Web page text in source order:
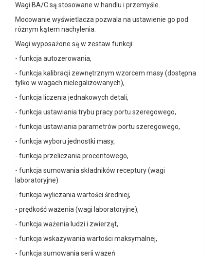
Wagi BA/C są stosowane w handlu i przemyśle.
Mocowanie wyświetlacza pozwala na ustawienie go pod
różnym kątem nachylenia.
Wagi wyposażone są w zestaw funkcji:
- funkcja autozerowania,
- funkcja kalibracji zewnętrznym wzorcem masy (dostępna
tylko w wagach nielegalizowanych),
- funkcja liczenia jednakowych detali,
- funkcja ustawiania trybu pracy portu szeregowego,
- funkcja ustawiania parametrów portu szeregowego,
- funkcja wyboru jednostki masy,
- funkcja przeliczania procentowego,
- funkcja sumowania składników receptury (wagi
laboratoryjne)
- funkcja wyliczania wartości średniej,
- prędkość ważenia (wagi laboratoryjne),
- funkcja ważenia ludzi i zwierząt,
- funkcja wskazywania wartości maksymalnej,
- funkcja sumowania serii ważeń